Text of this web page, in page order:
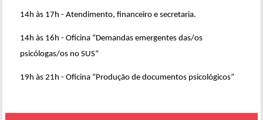
14h às 17h - Atendimento, financeiro e secretaria.
14h às 16h - Oficina “Demandas emergentes das/os
psicólogas/os no SUS”
19h às 21h - Oficina “Produção de documentos psicológicos”